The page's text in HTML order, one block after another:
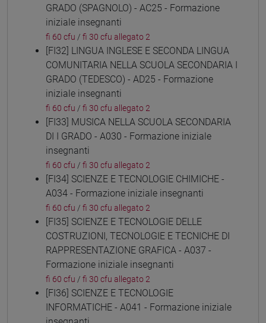
GRADO (SPAGNOLO) - AC25 - Formazione
iniziale insegnanti
fi 60 cfu / fi 30 cfu allegato 2
[FI32] LINGUA INGLESE E SECONDA LINGUA
COMUNITARIA NELLA SCUOLA SECONDARIA I
GRADO (TEDESCO) - AD25 - Formazione
iniziale insegnanti
fi 60 cfu / fi 30 cfu allegato 2
[FI33] MUSICA NELLA SCUOLA SECONDARIA
DI I GRADO - A030 - Formazione iniziale
insegnanti
fi 60 cfu / fi 30 cfu allegato 2
[FI34] SCIENZE E TECNOLOGIE CHIMICHE -
A034 - Formazione iniziale insegnanti
fi 60 cfu / fi 30 cfu allegato 2
[FI35] SCIENZE E TECNOLOGIE DELLE
COSTRUZIONI, TECNOLOGIE E TECNICHE DI
RAPPRESENTAZIONE GRAFICA - A037 -
Formazione iniziale insegnanti
fi 60 cfu / fi 30 cfu allegato 2
[FI36] SCIENZE E TECNOLOGIE
INFORMATICHE - A041 - Formazione iniziale